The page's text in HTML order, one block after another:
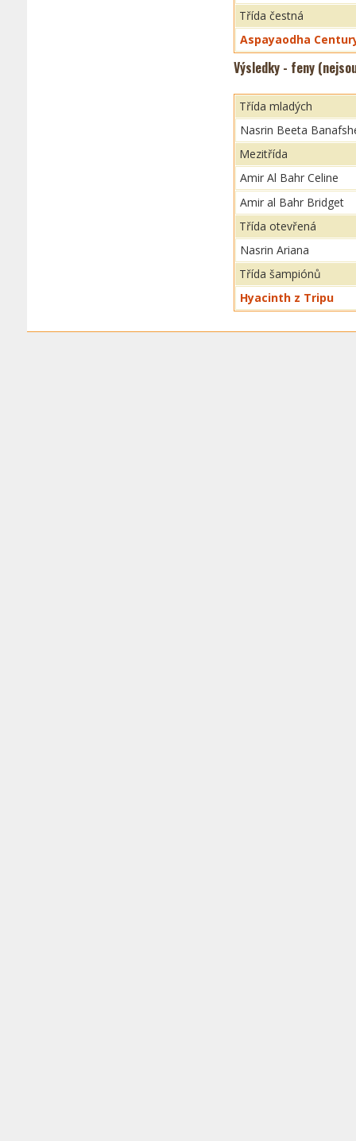
Třída čestná
Aspayaodha
Výsledky - feny
Třída mladých
Nasrin Beeta
Mezitřída
Amir Al Bahr Celine
Amir al Bahr Bridget
Třída otevřená
Nasrin Ariana
Třída šampiónů
Hyacinth z Tripu